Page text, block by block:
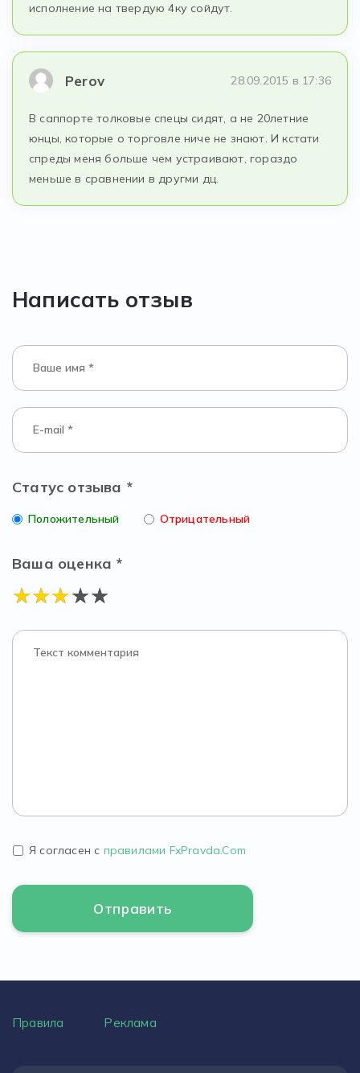
исполнение на твердую 4ку сойдут.
Perov 28.09.2015 в 17:36
В саппорте толковые спецы сидят, а не 20летние
юнцы, которые о торговле ниче не знают. И кстати
спреды меня больше чем устраивают, гораздо
меньше в сравнении в другми дц.
Написать отзыв
Статус отзыва *
Положительный Отрицательный
Ваша оценка *
Я согласен с правилами FxPravda.Com
Правила Реклама